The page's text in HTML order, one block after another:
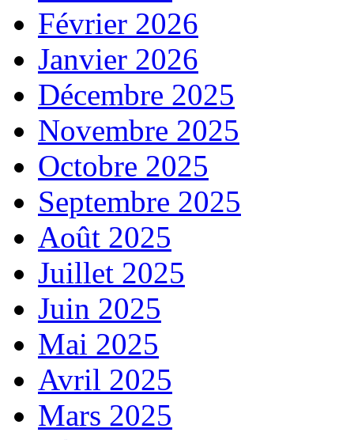
Février 2026
Janvier 2026
Décembre 2025
Novembre 2025
Octobre 2025
Septembre 2025
Août 2025
Juillet 2025
Juin 2025
Mai 2025
Avril 2025
Mars 2025